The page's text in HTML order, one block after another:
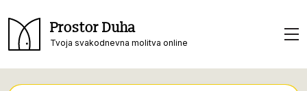
Prostor Duha
Tvoja svakodnevna molitva online